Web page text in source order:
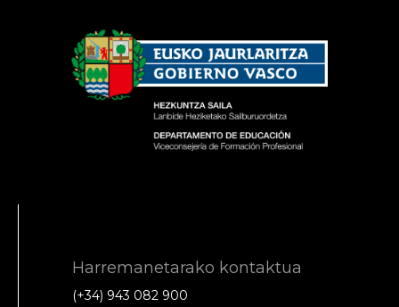
Harremanetarako kontaktua
(+34) 943 082 900